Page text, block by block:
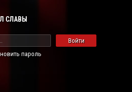
СЛАВЫ
Войти
пароль